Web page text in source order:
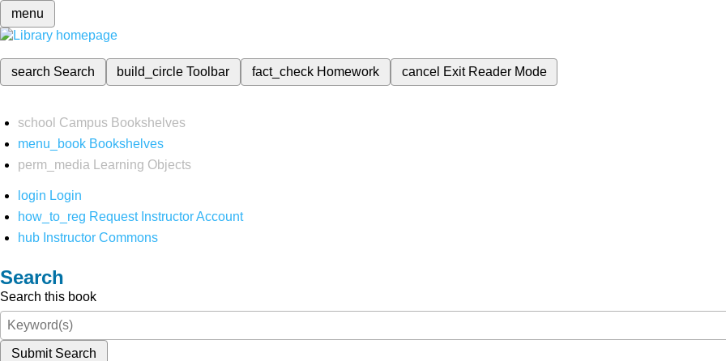
menu
search Search build_circleToolbar fact_check Homework cancel Exit Reader Mode
school Campus Bookshelves
menu_book Bookshelves
perm_media
Learning Objects
login Login
how_to_reg Request Instructor Account
hub Instructor Commons
Search
Search this book
Submit Search